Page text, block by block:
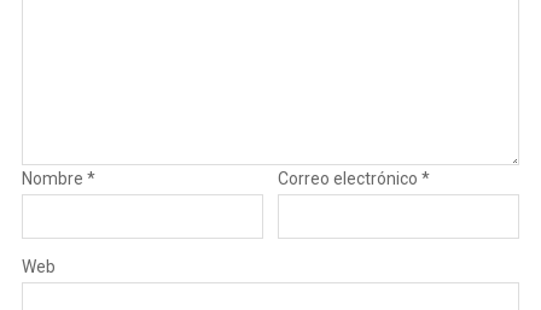
Nombre * Correo electrónico*
Web